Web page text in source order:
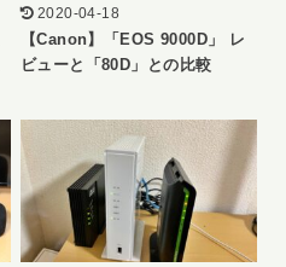
2020-04-18
【Canon】「EOS 9000D」 レ
ビューと「80D」との比較